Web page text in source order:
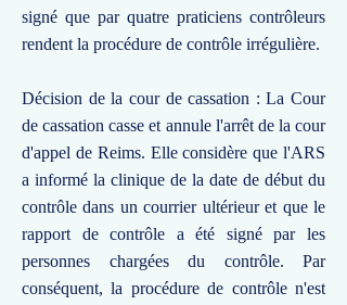
signé que par quatre praticiens contrôleurs
rendent la procédure de contrôle irrégulière.
Décision de la cour de cassation : La Cour
de cassation casse et annule l'arrêt de la cour
d'appel de Reims. Elle considère que l'ARS
a informé la clinique de la date de début du
contrôle dans un courrier ultérieur et que le
rapport de contrôle a été signé par les
personnes chargées du contrôle. Par
conséquent, la procédure de contrôle n'est